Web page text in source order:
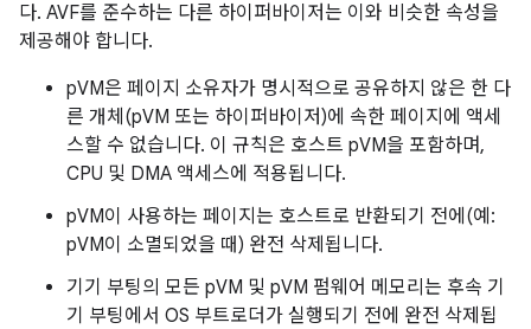
다. AVF를 준수하는 다른 하이퍼바이저는 이와 비슷한 속성을
제공해야 합니다.
pVM은 페이지 소유자가 명시적으로 공유하지 않은 한 다
른 개체(pVM 또는 하이퍼바이저)에 속한 페이지에 액세
스할 수 없습니다. 이 규칙은 호스트 pVM을 포함하며,
CPU 및 DMA 액세스에 적용됩니다.
pVM이 사용하는 페이지는 호스트로 반환되기 전에(예:
pVM이 소멸되었을 때) 완전 삭제됩니다.
기기 부팅의 모든 pVM 및 pVM 펌웨어 메모리는 후속 기
기 부팅에서 OS 부트로더가 실행되기 전에 완전 삭제됩